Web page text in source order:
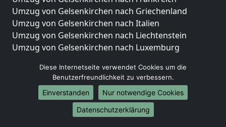
Umzug von Gelsenkirchen nach Griechenland
Umzug von Gelsenkirchen nach Italien
Umzug von Gelsenkirchen nach Liechtenstein
Umzug von Gelsenkirchen nach Luxemburg
Umzug von Gelsenkirchen nach Norwegen
Umzüge-Deutschlandweit
Umzug von Gelsenkirchen nach Berlin
Umzug von Gelsenkirchen nach Hamburg
Diese Internetseite verwendet Cookies um die
Benutzerfreundlichkeit zu verbessern.
Einverstanden
Nur notwendige Cookies
Datenschutzerklärung